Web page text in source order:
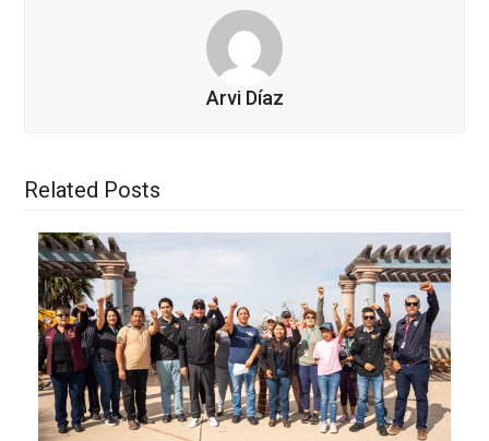
Arvi Díaz
Related Posts